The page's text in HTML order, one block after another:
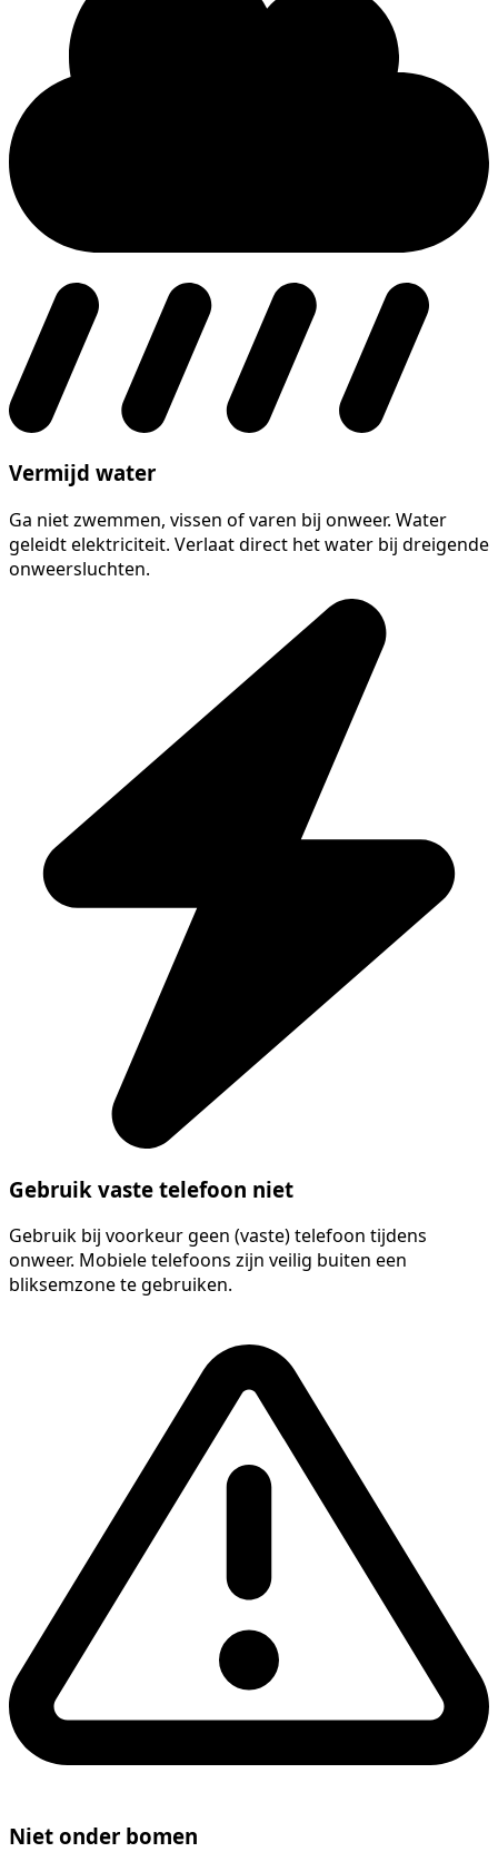
Vermijd water
Ga niet zwemmen, vissen of varen bij onweer. Water
geleidt elektriciteit. Verlaat direct het water bij dreigende
onweersluchten.
Gebruik vaste telefoon niet
Gebruik bij voorkeur geen (vaste) telefoon tijdens
onweer. Mobiele telefoons zijn veilig buiten een
bliksemzone te gebruiken.
Niet onder bomen